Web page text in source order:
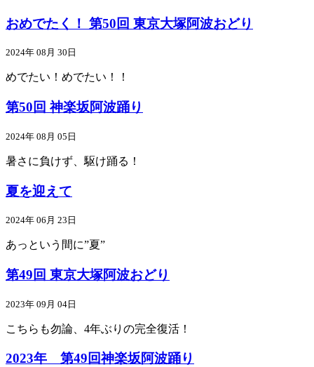
おめでたく！ 第50回 東京大塚阿波おどり
2024年 08月 30日
めでたい！めでたい！！
第50回 神楽坂阿波踊り
2024年 08月 05日
暑さに負けず、駆け踊る！
夏を迎えて
2024年 06月 23日
あっという間に”夏”
第49回 東京大塚阿波おどり
2023年 09月 04日
こちらも勿論、4年ぶりの完全復活！
2023年 第49回神楽坂阿波踊り